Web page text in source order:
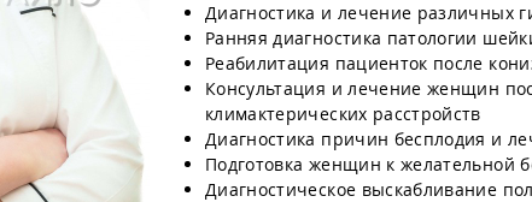
Диагностика и лечение различных
Ранняя диагностика патологии
Реабилитация пациенток после
Консультация и лечение женщин
климактерических расстройств
Диагностика причин бесплодия и
Подготовка женщин к желательной
Диагностическое выскабливание